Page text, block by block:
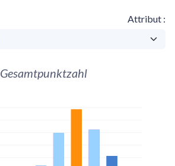
Attribut
Gesamtpunktzahl